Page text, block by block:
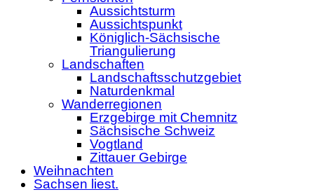
Aussichtsturm
Aussichtspunkt
Königlich-Sächsische
Triangulierung
Landschaften
Landschaftsschutzgebiet
Naturdenkmal
Wanderregionen
Erzgebirge mit Chemnitz
Sächsische Schweiz
Vogtland
Zittauer Gebirge
Weihnachten
Sachsen liest.